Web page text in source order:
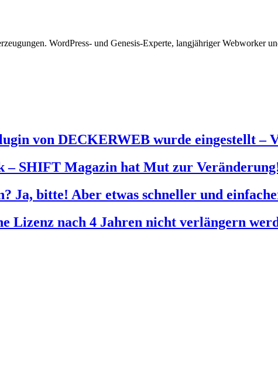
WordPress- und Genesis-Experte, langjähriger
von DECKERWEB wurde eingestellt –
– SHIFT Magazin hat Mut zur
Ja, bitte! Aber etwas schneller und
Lizenz nach 4 Jahren nicht verlängern